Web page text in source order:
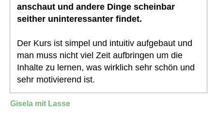
anschaut und andere Dinge scheinbar
seither uninteressanter findet.
Der Kurs ist simpel und intuitiv aufgebaut und
man muss nicht viel Zeit aufbringen um die
Inhalte zu lernen, was wirklich sehr schön und
sehr motivierend ist.
Gisela mit Lasse